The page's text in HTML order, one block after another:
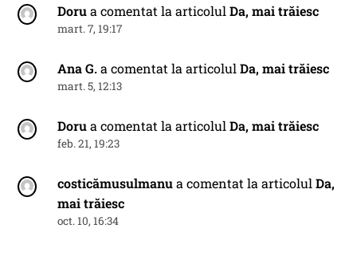
Dorua comentat la articolulDa, mai trăiesc
mart. 7, 19:17
Ana G.a comentat la articolulDa, mai trăiesc
mart. 5, 12:13
Dorua comentat la articolulDa, mai trăiesc
feb. 21, 19:23
costicămusulmanua comentat la articolulDa,
mai trăiesc
oct. 10, 16:34